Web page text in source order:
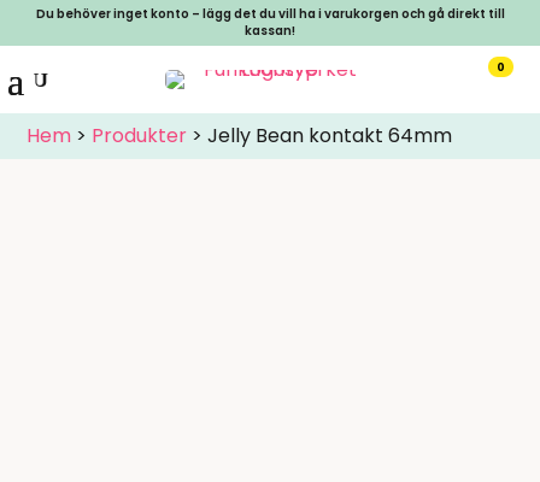
Du behöver inget konto – lägg det du vill ha i varukorgen och gå direkt till
kassan!
0
Hem > Produkter >Jelly Bean kontakt 64mm